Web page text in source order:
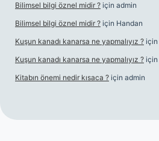
Bilimsel bilgi öznel midir ? için admin
Bilimsel bilgi öznel midir ? için Handan
Kuşun kanadı kanarsa ne yapmalıyız ? için
Kuşun kanadı kanarsa ne yapmalıyız ? için
Kitabın önemi nedir kısaca ? için admin